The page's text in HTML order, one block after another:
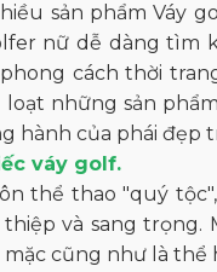
sản phẩm Váy
nữ dễ dàng tìm
cách thời
những sản
hành của phái đẹp
váy golf.
thể thao "quý
và sang
cũng như là